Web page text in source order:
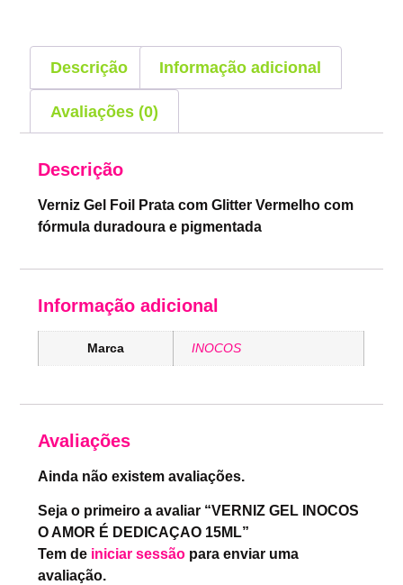
Descrição Informação adicional
Avaliações (0)
Descrição
Verniz Gel Foil Prata com Glitter Vermelho com
fórmula duradoura e pigmentada
Informação adicional
Marca INOCOS
Avaliações
Ainda não existem avaliações.
Seja o primeiro a avaliar “VERNIZ GEL INOCOS
O AMOR É DEDICAÇAO 15ML”
Tem de iniciar sessão para enviar uma
avaliação.